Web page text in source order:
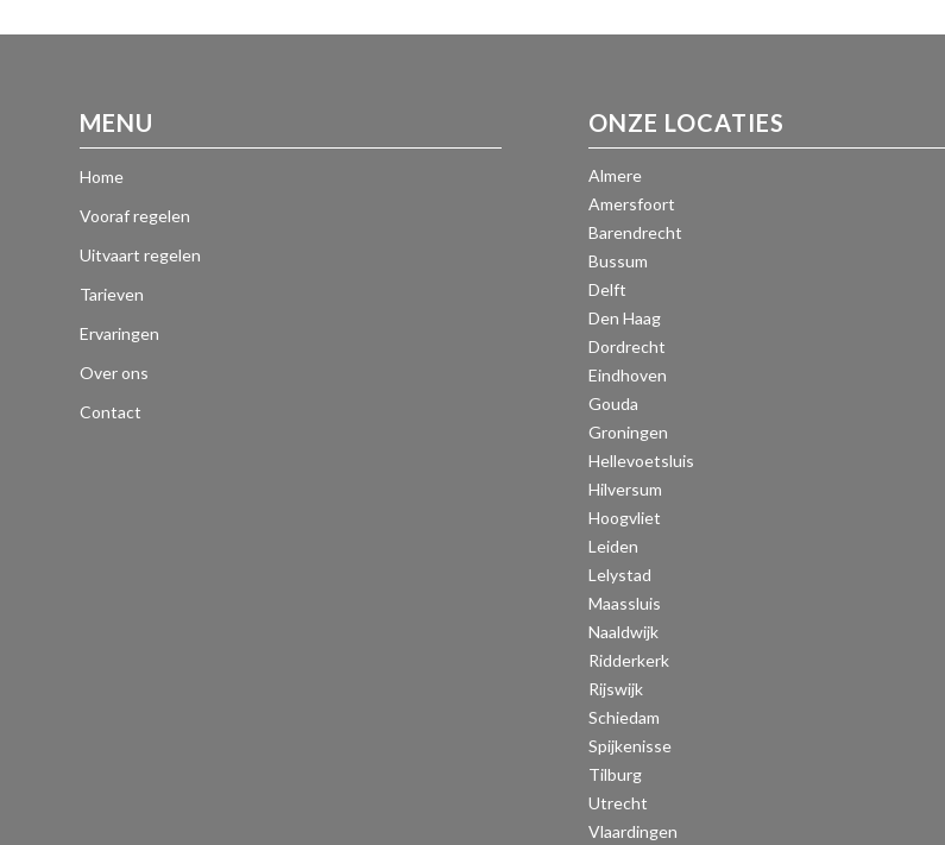
MENU
Home
Vooraf regelen
Uitvaart regelen
Tarieven
Ervaringen
Over ons
Contact
ONZE LOCATIES
Almere
Amersfoort
Barendrecht
Bussum
Delft
Den Haag
Dordrecht
Eindhoven
Gouda
Groningen
Hellevoetsluis
Hilversum
Hoogvliet
Leiden
Lelystad
Maassluis
Naaldwijk
Ridderkerk
Rijswijk
Schiedam
Spijkenisse
Tilburg
Utrecht
Vlaardingen